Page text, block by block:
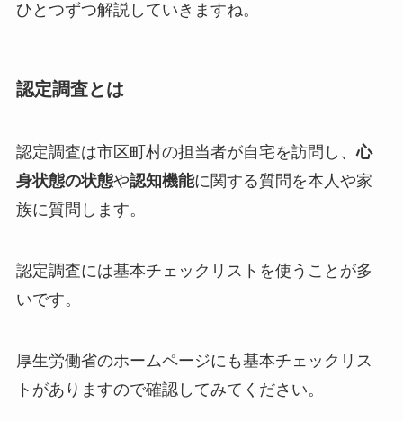
ひとつずつ解説していきますね。
認定調査とは
認定調査は市区町村の担当者が自宅を訪問し、心
身状態の状態や認知機能に関する質問を本人や家
族に質問します。
認定調査には基本チェックリストを使うことが多
いです。
厚生労働省のホームページにも基本チェックリス
トがありますので確認してみてください。